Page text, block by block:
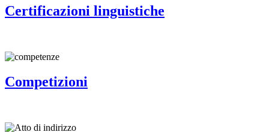
Certificazioni linguistiche
Competizioni